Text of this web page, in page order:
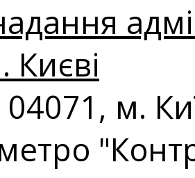
м.
метро